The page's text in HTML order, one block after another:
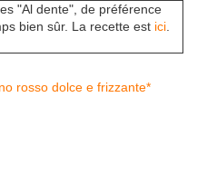
"Al dente", de préférence
bien sûr. La recette est ici.